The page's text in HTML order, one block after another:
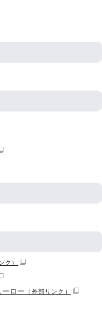
ク）
ロー （外部リンク）